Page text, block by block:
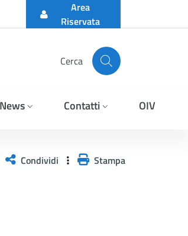
Area
Riservata
Cerca
News Contatti OIV
Condividi Stampa